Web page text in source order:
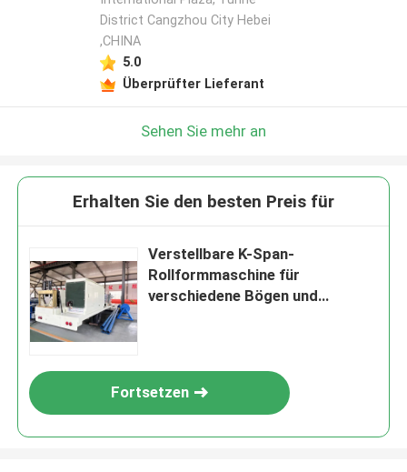
District Cangzhou City Hebei
,CHINA
5.0
Überprüfter Lieferant
Sehen Sie mehr an
Erhalten Sie den besten Preis für
Verstellbare K-Span-
Rollformmaschine für
verschiedene Bögen und
Fortsetzen